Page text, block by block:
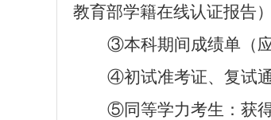
教育部学籍在线认证报告）
③本科期间成绩单（
④初试准考证、复试通
⑤同等学力考生：获